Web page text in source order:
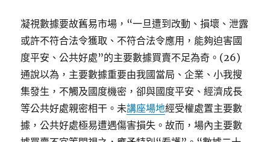
凝視數據要故舊易市場，“一旦遭到改動、損壞、泄露
或許不符合法令獲取、不符合法令應用，能夠迫害國
度平安、公共好處”的主要數據買賣不足為奇。(26)
通說以為，主要數據重要由我國當局、企業、小我搜
集發生，不觸及國度機密，卻與國度平安、經濟成長
等公共好處親密相干。未講座場地經受權處置主要數
據，公共好處極易遭遇傷害損失。故而，場內主要數